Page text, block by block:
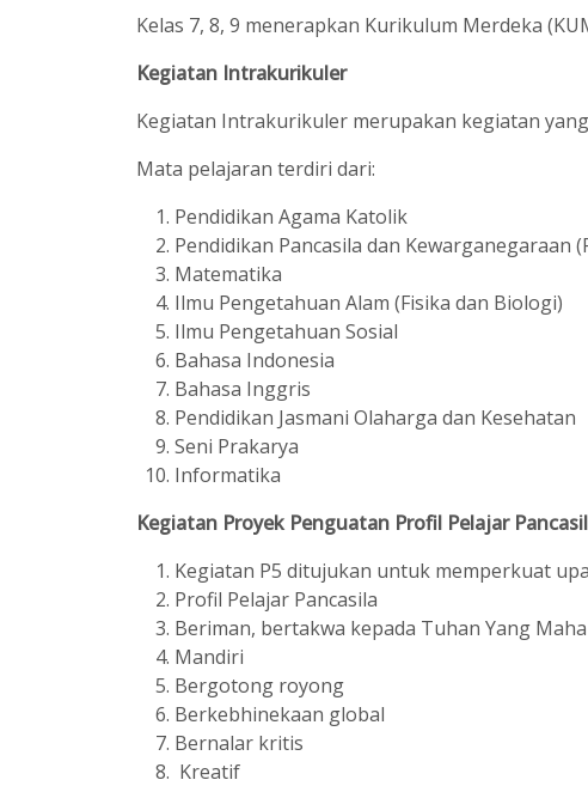
Kelas 7, 8, 9 menerapkan Kurikulum Merdeka
Kegiatan Intrakurikuler
Kegiatan Intrakurikuler merupakan kegiatan
Mata pelajaran terdiri dari:
Pendidikan Agama Katolik
Pendidikan Pancasila dan Kewarganegaraan
Matematika
Ilmu Pengetahuan Alam (Fisika dan Biologi)
Ilmu Pengetahuan Sosial
Bahasa Indonesia
Bahasa Inggris
Pendidikan Jasmani Olaharga dan Kesehatan
Seni Prakarya
Informatika
Kegiatan Proyek Penguatan Profil Pelajar
Kegiatan P5 ditujukan untuk memperkuat
Profil Pelajar Pancasila
Beriman, bertakwa kepada Tuhan Yang
Mandiri
Bergotong royong
Berkebhinekaan global
Bernalar kritis
Kreatif